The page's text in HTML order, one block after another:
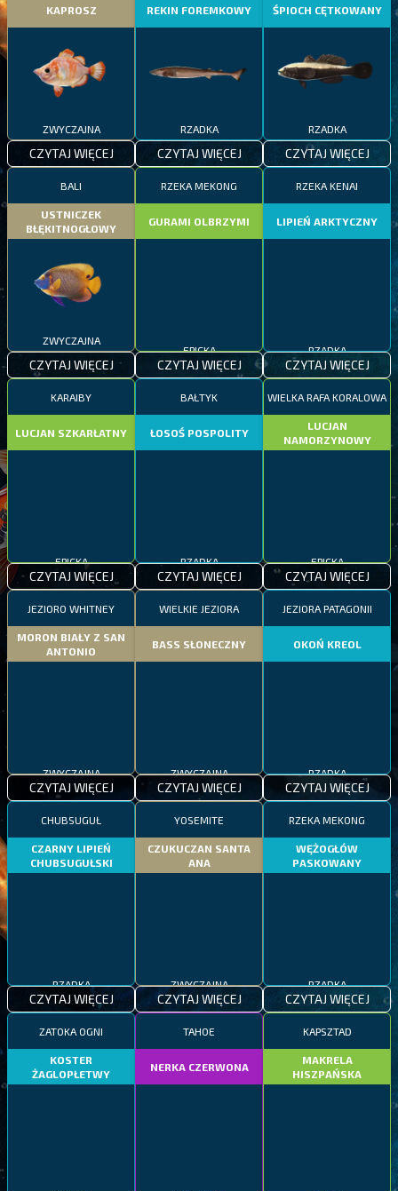
KAPROSZ
ZWYCZAJNA
CZYTAJ WIĘCEJ
REKIN FOREMKOWY
RZADKA
CZYTAJ WIĘCEJ
ŚPIOCH CĘTKOWANY
RZADKA
CZYTAJ WIĘCEJ
BALI
USTNICZEK
BŁĘKITNOGŁOWY
ZWYCZAJNA
CZYTAJ WIĘCEJ
RZEKA MEKONG
GURAMI OLBRZYMI
CZYTAJ WIĘCEJ
RZEKA KENAI
LIPIEŃ ARKTYCZNY
CZYTAJ WIĘCEJ
KARAIBY
LUCJAN SZKARŁATNY
CZYTAJ WIĘCEJ
BAŁTYK
ŁOSOŚ POSPOLITY
CZYTAJ WIĘCEJ
WIELKA RAFA KORALOWA
LUCJAN
NAMORZYNOWY
CZYTAJ WIĘCEJ
JEZIORO WHITNEY
MORON BIAŁY Z SAN
ANTONIO
CZYTAJ WIĘCEJ
WIELKIE JEZIORA
BASS SŁONECZNY
CZYTAJ WIĘCEJ
JEZIORA PATAGONII
OKOŃ KREOL
CZYTAJ WIĘCEJ
CHUBSUGUŁ
CZARNY LIPIEŃ
CHUBSUGUŁSKI
CZYTAJ WIĘCEJ
YOSEMITE
CZUKUCZAN SANTA
ANA
CZYTAJ WIĘCEJ
RZEKA MEKONG
WĘŻOGŁÓW
PASKOWANY
CZYTAJ WIĘCEJ
ZATOKA OGNI
KOSTER
ŻAGLOPŁETWY
TAHOE
NERKA CZERWONA
KAPSZTAD
MAKRELA
HISZPAŃSKA